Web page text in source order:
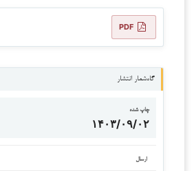
PDF
گاه‌شمار انتشار
چاپ شده
۱۴۰۳/۰۹/۰۲
ارسال